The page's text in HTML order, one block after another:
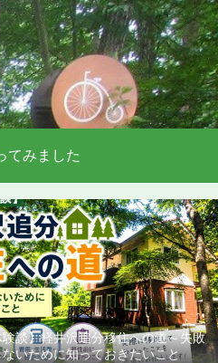
てみました
談】軽井沢追分移住への道～失敗
いために知っておきたいこと